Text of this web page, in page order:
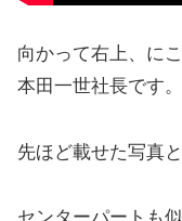
向かって右上、に
本田一世社長です。
先ほど載せた写真